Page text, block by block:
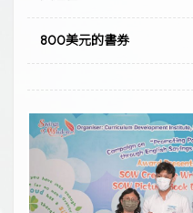
800美元的書券